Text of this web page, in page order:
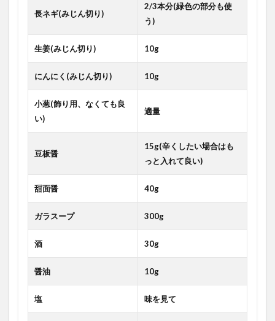
長ネギ(みじん切り)
2/3本分(緑色の部分も使
う)
生姜(みじん切り) 10g
にんにく(みじん切り) 10g
小葱(飾り用、なくても良
い)
適量
豆板醤
15g(辛くしたい場合はも
っと入れて良い)
甜面醤 40g
ガラスープ 300g
酒 30g
醤油 10g
塩 味を見て